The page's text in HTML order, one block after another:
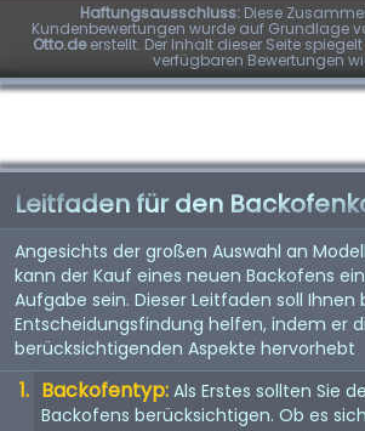
Haftungsausschluss:Diese
Kundenbewertungen wurde auf Grundlage
Otto.deerstellt. Der Inhalt dieser Seite
verfügbaren Bewertungen
Leitfaden für den
Angesichts der großen Auswahl an
kann der Kauf eines neuen Backofens
Aufgabe sein. Dieser Leitfaden soll Ihnen
Entscheidungsfindung helfen, indem er
berücksichtigenden Aspekte hervorhebt
Backofentyp: Als Erstes sollten Sie
Backofens berücksichtigen. Ob es